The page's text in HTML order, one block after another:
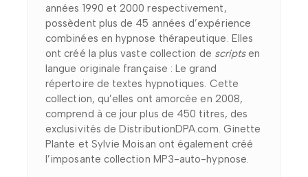
années 1990 et 2000 respectivement,
possèdent plus de 45 années d’expérience
combinées en hypnose thérapeutique. Elles
ont créé la plus vaste collection de scriptsen
langue originale française : Le grand
répertoire de textes hypnotiques. Cette
collection, qu’elles ont amorcée en 2008,
comprend à ce jour plus de 450 titres, des
exclusivités de DistributionDPA.com. Ginette
Plante et Sylvie Moisan ont également créé
l’imposante collection MP3-auto-hypnose.